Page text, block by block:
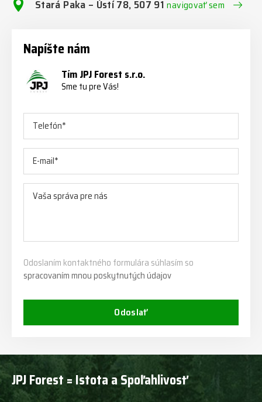
Stará Paka – Ústí 78, 507 91navigovať sem
Napíšte nám
Tím JPJ Forest s.r.o.
Sme tu pre Vás!
Odoslaním kontaktného formulára súhlasím so
spracovaním mnou poskytnutých údajov
Odoslať
JPJ Forest = Istota a Spoľahlivosť